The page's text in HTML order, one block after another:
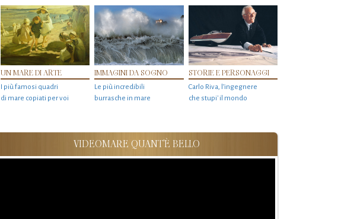
UN MARE DI ARTE
I più famosi quadri
di mare copiati per voi
IMMAGINI DA SOGNO
Le più incredibili
burrasche in mare
STORIE E PERSONAGGI
Carlo Riva, l’ingegnere
che stupi' il mondo
VIDEOMARE QUANT'È BELLO